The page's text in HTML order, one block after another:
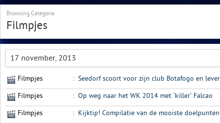
Browsing Categorie
Filmpjes
17 november, 2013
Filmpjes : Seedorf scoort voor zijn club Botafogo en
Filmpjes : Op weg naar het WK 2014 met ‘killer’ Falcao
Filmpjes : Kijktip! Compilatie van de mooiste